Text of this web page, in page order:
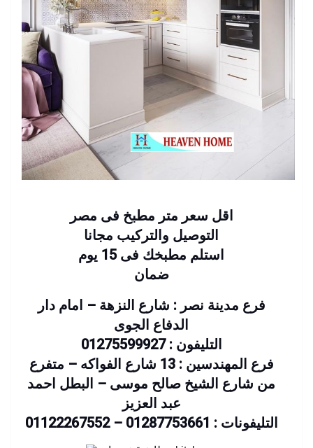
اقل سعر متر مطبخ فى مصر
التوصيل والتركيب مجانا
استلم مطبخك فى 15 يوم
ضمان
فرع مدينة نصر : شارع النزهة – امام دار
الدفاع الجوى
التليفون : 01275599927
فرع المهندسين : 13 شارع الفواكه – متفرع
من شارع الشيخ صالح موسى – البطل احمد
عبد العزيز
التليفونات : 01287753661 – 01122267552